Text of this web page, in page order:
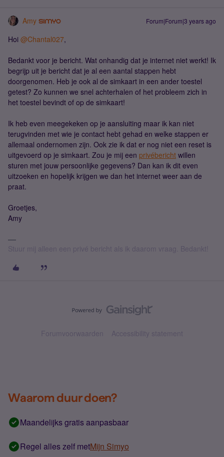
Amy Forum|Forum|3 years ago
Hoi @Chantal027,
Bedankt voor je bericht. Wat onhandig dat je internet niet werkt! Ik
begrijp uit je bericht dat je al een aantal stappen hebt
doorgenomen. Heb je ook al de simkaart in een ander toestel
getest? Zo kunnen we snel achterhalen of het probleem zich in
het toestel bevindt of op de simkaart!
Ik heb even meegekeken op je aansluiting maar ik kan niet
terugvinden met wie je contact hebt gehad en welke stappen er
allemaal ondernomen zijn. Ook zie ik dat er nog niet een reset is
uitgevoerd op je simkaart. Zou je mij een privébericht willen
sturen met jouw persoonlijke gegevens? Dan kan ik dit even
uitzoeken en hopelijk krijgen we dan het internet weer aan de
praat.
Groetjes,
Amy
Stuur mij alleen een privé bericht als ik daarom vraag. Bedankt!
Forumvoorwaarden Accessibility statement
Waarom duur doen?
Maandelijks gratis aanpasbaar
Regel alles zelf metMijn Simyo